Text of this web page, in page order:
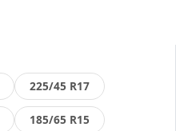
225/45 R17
185/65 R15